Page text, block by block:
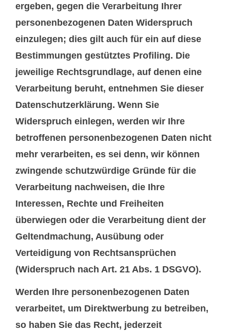
ergeben, gegen die Verarbeitung Ihrer
personenbezogenen Daten Widerspruch
einzulegen; dies gilt auch für ein auf diese
Bestimmungen gestütztes Profiling. Die
jeweilige Rechtsgrundlage, auf denen eine
Verarbeitung beruht, entnehmen Sie dieser
Datenschutzerklärung. Wenn Sie
Widerspruch einlegen, werden wir Ihre
betroffenen personenbezogenen Daten nicht
mehr verarbeiten, es sei denn, wir können
zwingende schutzwürdige Gründe für die
Verarbeitung nachweisen, die Ihre
Interessen, Rechte und Freiheiten
überwiegen oder die Verarbeitung dient der
Geltendmachung, Ausübung oder
Verteidigung von Rechtsansprüchen
(Widerspruch nach Art. 21 Abs. 1 DSGVO).
Werden Ihre personenbezogenen Daten
verarbeitet, um Direktwerbung zu betreiben,
so haben Sie das Recht, jederzeit